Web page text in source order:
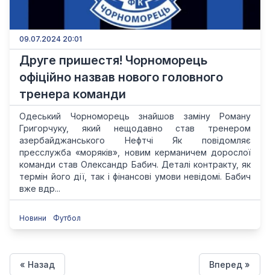
09.07.2024 20:01
Друге пришестя! Чорноморець
офіційно назвав нового головного
тренера команди
Одеський Чорноморець знайшов заміну Роману
Григорчуку, який нещодавно став тренером
азербайджанського Нефтчі Як повідомляє
пресслужба «моряків», новим керманичем дорослої
команди став Олександр Бабич. Деталі контракту, як
термін його дії, так і фінансові умови невідомі. Бабич
вже вдр...
Новини Футбол
« Назад Вперед »